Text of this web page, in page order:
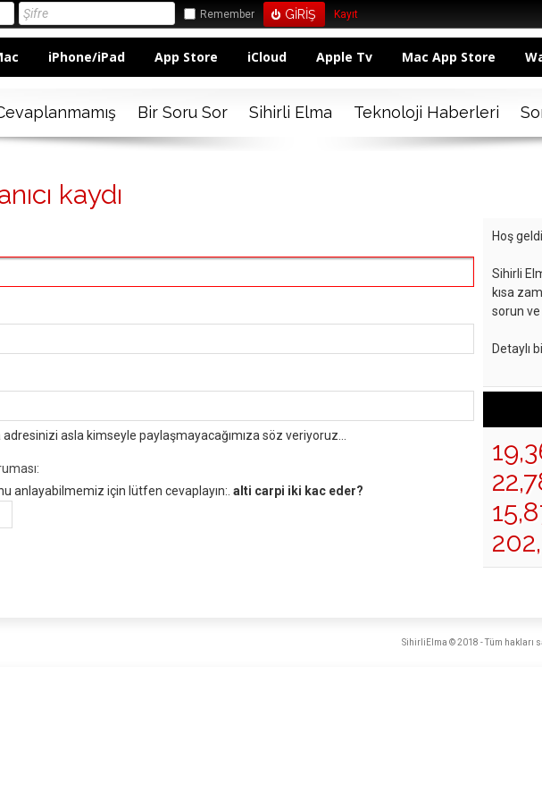
Remember Kayıt
iPhone/iPad App Store iCloud Apple Tv Mac App Store
Bir Soru Sor Sihirli Elma Teknoloji Haberleri
kaydı
asla kimseyle paylaşmayacağımıza söz veriyoruz...
anlayabilmemiz için lütfen cevaplayın:. alti carpi iki kac eder?
Hoş
Sihirli
kısa
sorun ve
Detaylı
SihirliElma © 2018 - Tüm hakları